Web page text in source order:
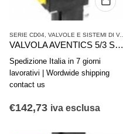
SERIE CD04, VALVOLE E SISTEMI DI VALVOLE AVENTICS
VALVOLA AVENTICS 5/3 Serie CD04 5777415302
Spedizione Italia in 7 giorni
lavorativi | Wordwide shipping
contact us
€142,73 iva esclusa